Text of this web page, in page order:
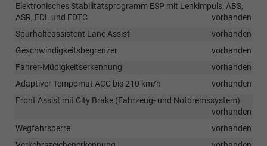
Elektronisches Stabilitätsprogramm ESP mit Lenkimpuls, ABS,
ASR, EDL und EDTC
vorhanden
Spurhalteassistent Lane Assist
vorhanden
Geschwindigkeitsbegrenzer
vorhanden
Fahrer-Müdigkeitserkennung
vorhanden
Adaptiver Tempomat ACC bis 210 km/h
vorhanden
Front Assist mit City Brake (Fahrzeug- und Notbremssystem)
vorhanden
Wegfahrsperre
vorhanden